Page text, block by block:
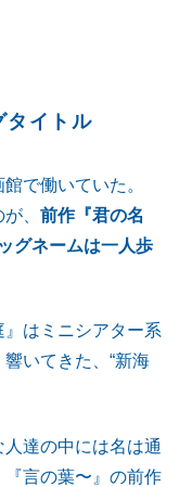
タイトル
館で働いていた。
、 前作『君の名
グネームは一人歩
』はミニシアター系
いてきた、“新海
達の中には名は通
言の葉〜』の前作